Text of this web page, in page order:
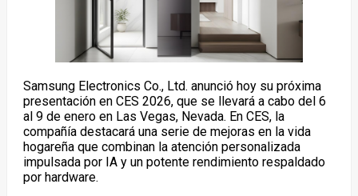
Samsung Electronics Co., Ltd. anunció hoy su próxima
presentación en CES 2026, que se llevará a cabo del 6
al 9 de enero en Las Vegas, Nevada. En CES, la
compañía destacará una serie de mejoras en la vida
hogareña que combinan la atención personalizada
impulsada por IA y un potente rendimiento respaldado
por hardware.